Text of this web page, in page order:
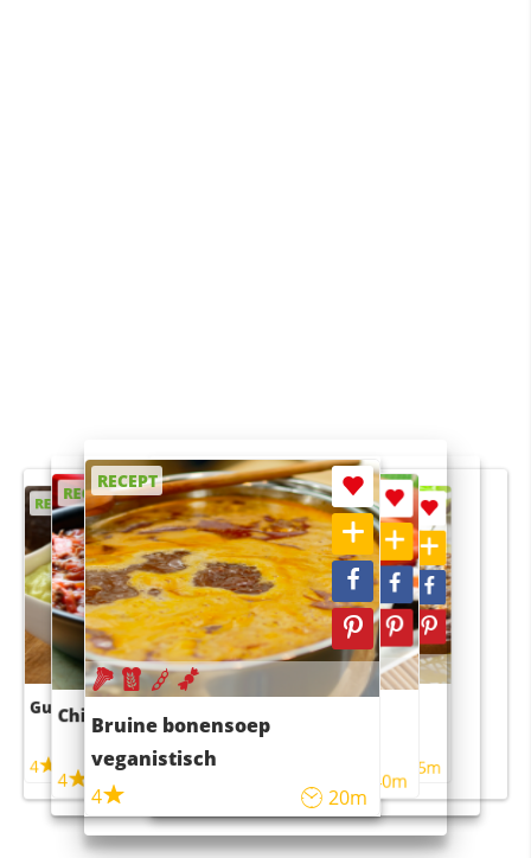
RECEPT
Guacamole
4
RECEPT
Chili con carne
4 45m
RECEPT
Bruine bonensoep
veganistisch
4
20m
RECEPT
Sushi rijstsalade
maaltijdsalade
40m
RECEPT
4 55m